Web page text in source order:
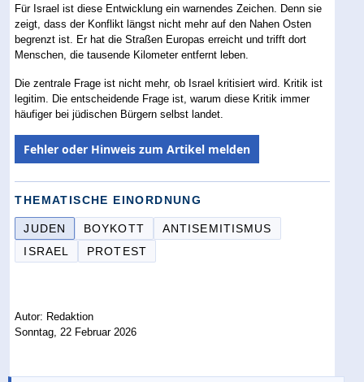
Für Israel ist diese Entwicklung ein warnendes Zeichen. Denn sie
zeigt, dass der Konflikt längst nicht mehr auf den Nahen Osten
begrenzt ist. Er hat die Straßen Europas erreicht und trifft dort
Menschen, die tausende Kilometer entfernt leben.
Die zentrale Frage ist nicht mehr, ob Israel kritisiert wird. Kritik ist
legitim. Die entscheidende Frage ist, warum diese Kritik immer
häufiger bei jüdischen Bürgern selbst landet.
Fehler oder Hinweis zum Artikel melden
THEMATISCHE EINORDNUNG
JUDEN BOYKOTT
ANTISEMITISMUS
ISRAEL
PROTEST
Autor: Redaktion
Sonntag, 22 Februar 2026